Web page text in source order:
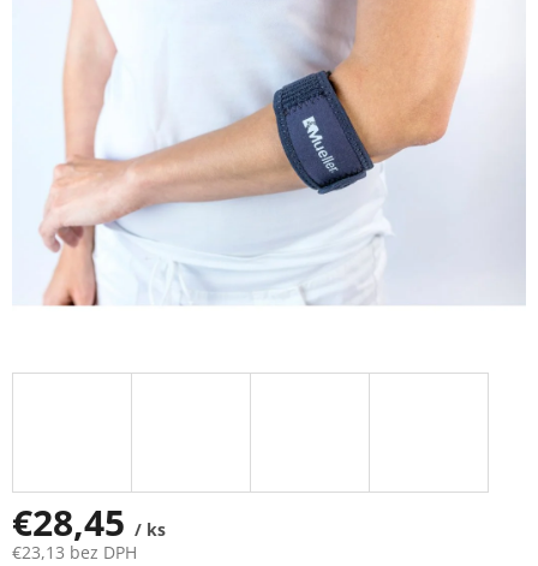
hviezdičiek.
€28,45 / ks
€23,13 bez DPH